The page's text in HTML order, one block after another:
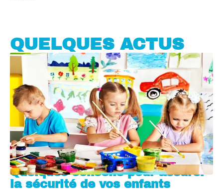
QUELQUES ACTUS
Quelques conseils pour assurer
la sécurité de vos enfants